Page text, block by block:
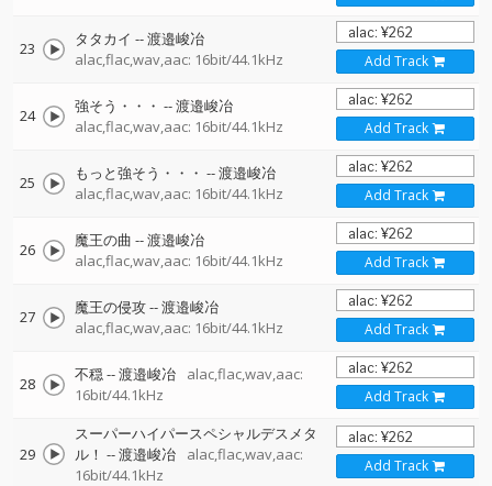
23 タタカイ --渡邉峻冶
alac,flac,wav,aac: 16bit/44.1kHz
Add Track
24 強そう・・・ --渡邉峻冶
alac,flac,wav,aac: 16bit/44.1kHz
Add Track
25 もっと強そう・・・ --渡邉峻冶
alac,flac,wav,aac: 16bit/44.1kHz
Add Track
26 魔王の曲 --渡邉峻冶
alac,flac,wav,aac: 16bit/44.1kHz
Add Track
27 魔王の侵攻--渡邉峻冶
alac,flac,wav,aac: 16bit/44.1kHz
Add Track
28 不穏--渡邉峻冶
alac,flac,wav,aac:
16bit/44.1kHz
Add Track
29
スーパーハイパースペシャルデスメタ
ル！ --渡邉峻冶
alac,flac,wav,aac:
16bit/44.1kHz
Add Track